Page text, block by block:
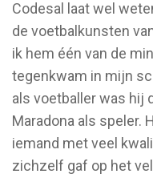
Codesal laat wel
de voetbalkunsten
ik hem één van de
tegenkwam in mijn
als voetballer was hij
Maradona als speler.
iemand met veel
zichzelf gaf op het